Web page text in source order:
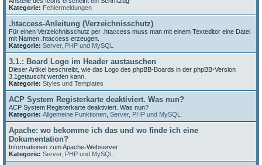
Kategorie: Fehlermeldungen
.htaccess-Anleitung (Verzeichnisschutz)
Für einen Verzeichnisschutz per .htaccess muss man mit einem Texteditor eine Datei
mit Namen .htaccess erzeugen.
Kategorie: Server, PHP und MySQL
3.1.: Board Logo im Header austauschen
Dieser Artikel beschreibt, wie das Logo des phpBB-Boards in der phpBB-Version
3.1getauscht werden kann.
Kategorie: Styles und Templates
ACP System Registerkarte deaktiviert. Was nun?
ACP System Registerkarte deaktiviert. Was nun?
Kategorie: Allgemeine Funktionen Server, PHP und MySQL
Apache: wo bekomme ich das und wo finde ich eine
Dokumentation?
Informationen zum Apache-Webserver
Kategorie: Server, PHP und MySQL